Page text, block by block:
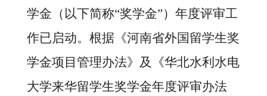
学金（以下简称“奖学金”）年度评审工
作已启动。根据《河南省外国留学生奖
学金项目管理办法》及《华北水利水电
大学来华留学生奖学金年度评审办法